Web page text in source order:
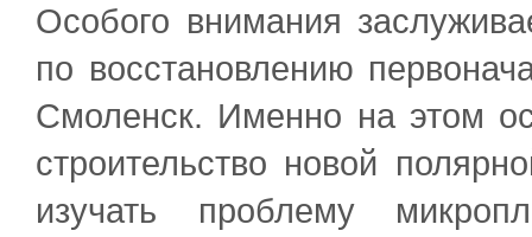
Особого внимания
по восстановлению
Смоленск. Именно на этом
строительство новой
изучать проблему